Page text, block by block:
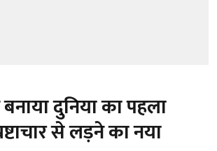
दुनिया का पहला
से लड़ने का नया